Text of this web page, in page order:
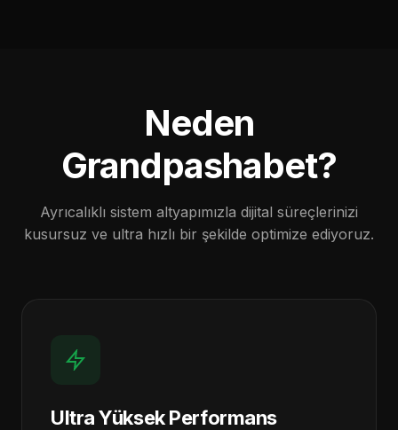
Neden
Grandpashabet?
Ayrıcalıklı sistem altyapımızla dijital süreçlerinizi
kusursuz ve ultra hızlı bir şekilde optimize ediyoruz.
Ultra Yüksek Performans